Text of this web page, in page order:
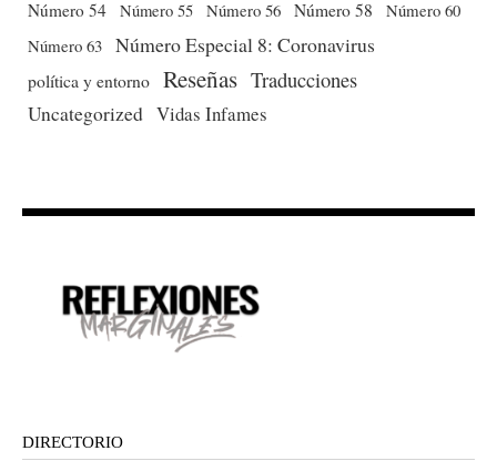
Número 54 Número 55 Número 56 Número 58
Número 60
Número 63 Número Especial 8: Coronavirus
política y entorno Reseñas Traducciones
Uncategorized Vidas Infames
DIRECTORIO